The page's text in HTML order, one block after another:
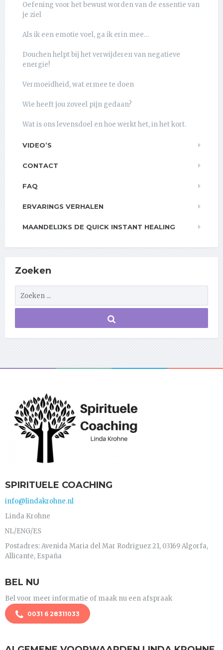
Oefening voor het bewust worden van de essentie van
je ziel
Als ik een emotie voel, ga ik erin mee…
Douchen helpt bij het verwijderen van negatieve
energie!
Vermoeidheid, wat ermee te doen
Wie heeft jou zoveel pijn gedaan?
Wat is ons levensdoel en hoe werkt het, in het kort.
VIDEO’S
CONTACT
FAQ
ERVARINGS VERHALEN
MAANDELIJKS DE QUICK INSTANT HEALING
Zoeken
SPIRITUELE COACHING
info@lindakrohne.nl
Linda Krohne
NL/ENG/ES
Postadres: Avenida Maria del Mar Rodriguez 21, 03169 Algorfa,
Allicante, España
BEL NU
Bel voor meer informatie of maak nu een afspraak
0031 6 28311033